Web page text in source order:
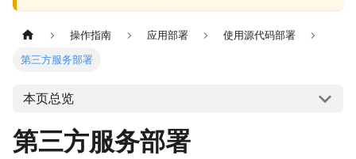
操作指南 应用部署 使用源代码部署
第三方服务部署
本页总览
第三方服务部署